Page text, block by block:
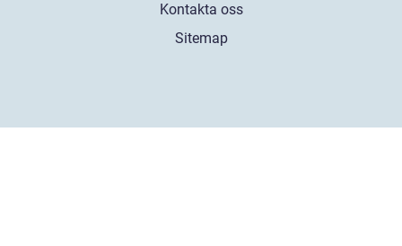
Kontakta oss
Sitemap